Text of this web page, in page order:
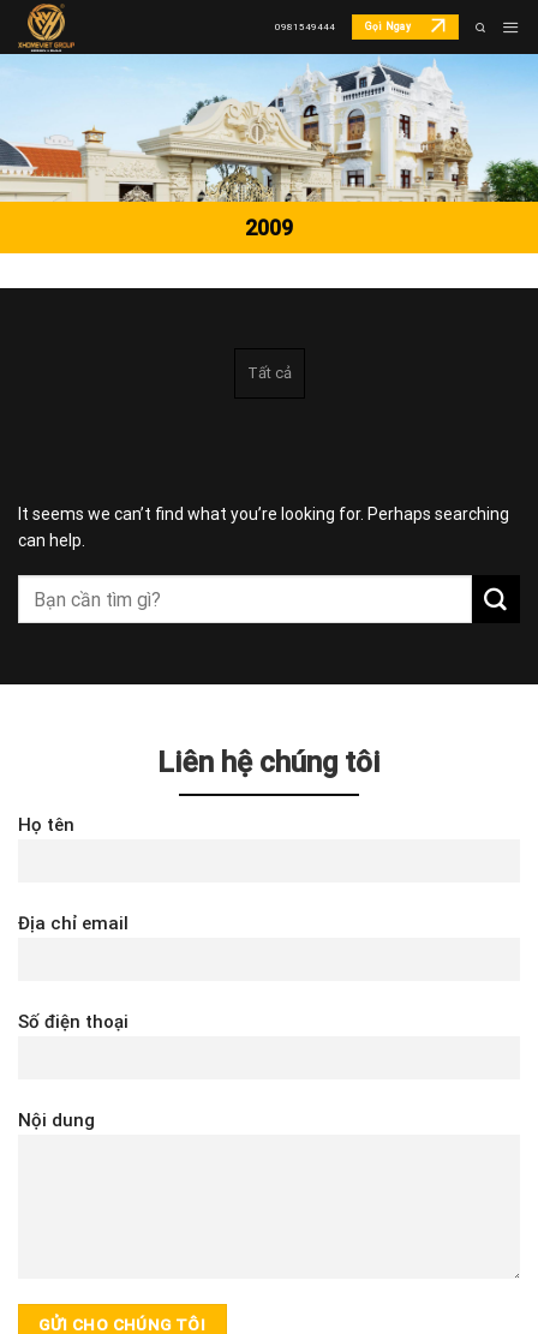
Skip
0981549444 Gọi Ngay
2009
Tất cả
It seems we can’t find what you’re looking for. Perhaps searching
can help.
Liên hệ chúng tôi
Họ tên
Địa chỉ email
Số điện thoại
Nội dung